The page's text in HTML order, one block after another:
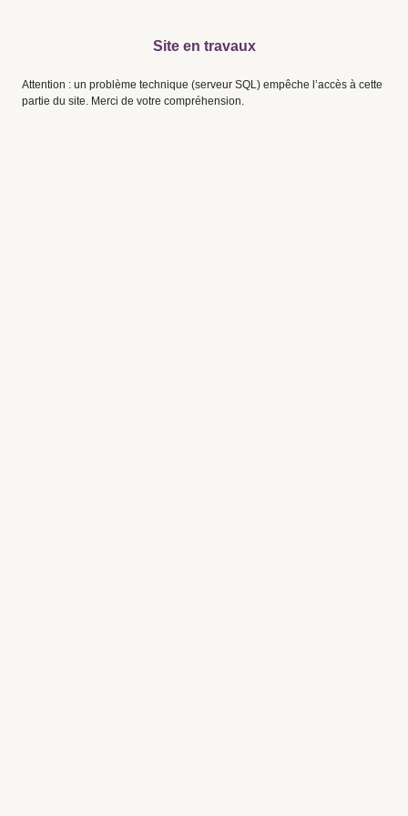
Site en travaux
Attention : un problème technique (serveur SQL) empêche l’accès à cette
partie du site. Merci de votre compréhension.